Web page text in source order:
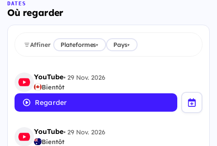
DATES
Où regarder
Affiner Plateformes▾ Pays▾
YouTube• 29 Nov. 2026
Bientôt
Regarder
YouTube• 29 Nov. 2026
Bientôt